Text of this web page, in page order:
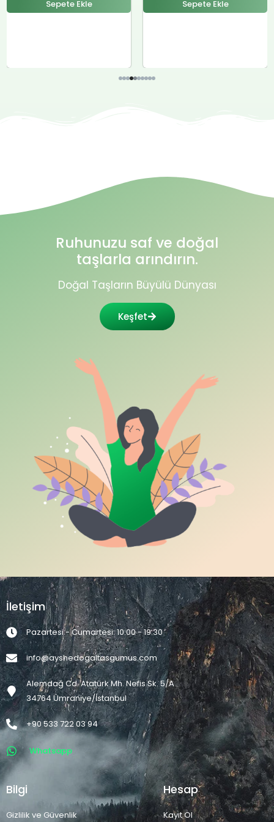
Sepete Ekle
Ruhunuzu saf ve doğal
taşlarla arındırın.
Doğal Taşların Büyülü Dünyası
Keşfet
İletişim
Pazartesi - Cumartesi: 10:00 - 19:30
info@ayshedogaltasgumus.com
Alemdağ Cd. Atatürk Mh. Nefis Sk. 5/A
34764 Ümraniye/İstanbul
+90 533 722 03 94
Whatsapp
Bilgi
Gizlilik ve Güvenlik
Hesap
Kayıt Ol